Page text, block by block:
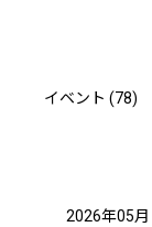
イベント (78)
2026年05月